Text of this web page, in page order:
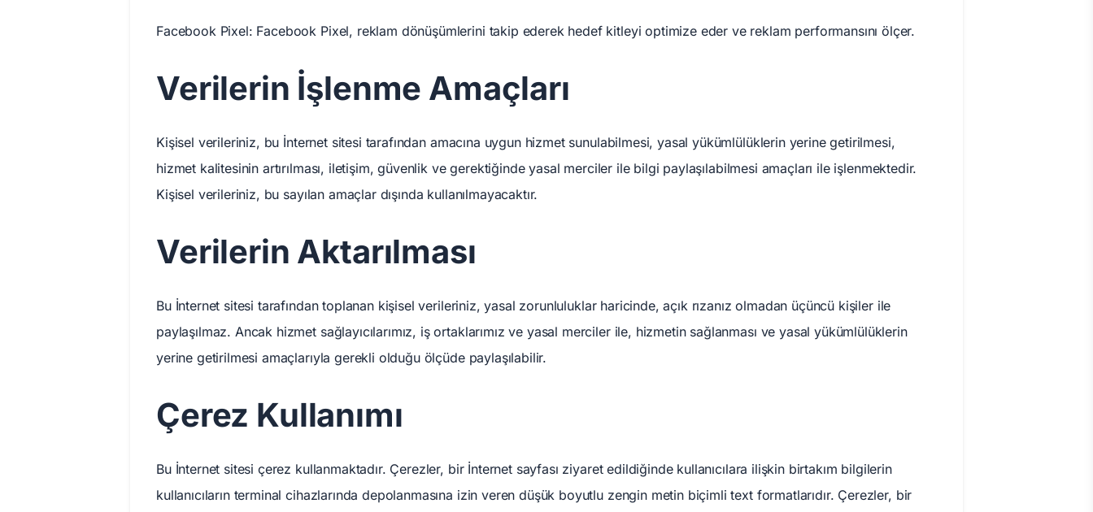
Facebook Pixel: Facebook Pixel, reklam dönüşümlerini takip ederek hedef kitleyi optimize eder ve reklam performansını ölçer.
Verilerin İşlenme Amaçları
Kişisel verileriniz, bu İnternet sitesi tarafından amacına uygun hizmet sunulabilmesi, yasal yükümlülüklerin yerine getirilmesi,
hizmet kalitesinin artırılması, iletişim, güvenlik ve gerektiğinde yasal merciler ile bilgi paylaşılabilmesi amaçları ile işlenmektedir.
Kişisel verileriniz, bu sayılan amaçlar dışında kullanılmayacaktır.
Verilerin Aktarılması
Bu İnternet sitesi tarafından toplanan kişisel verileriniz, yasal zorunluluklar haricinde, açık rızanız olmadan üçüncü kişiler ile
paylaşılmaz. Ancak hizmet sağlayıcılarımız, iş ortaklarımız ve yasal merciler ile, hizmetin sağlanması ve yasal yükümlülüklerin
yerine getirilmesi amaçlarıyla gerekli olduğu ölçüde paylaşılabilir.
Çerez Kullanımı
Bu İnternet sitesi çerez kullanmaktadır. Çerezler, bir İnternet sayfası ziyaret edildiğinde kullanıcılara ilişkin birtakım bilgilerin
kullanıcıların terminal cihazlarında depolanmasına izin veren düşük boyutlu zengin metin biçimli text formatlarıdır. Çerezler, bir